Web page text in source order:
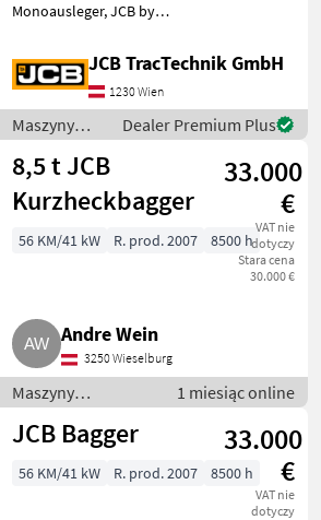
Monoausleger, JCB by
Turbodieselmotor
Abgasstufe V inkl. DPF,
Servohydraulische ISO
Vorsteuerung, 30 Grad
kippbare ROPS/TOPS
Komfort
JCB TracTechnik GmbH
1230 Wien
Maszyny
budowlane /
JCB
Dealer Premium Plus
8,5 t JCB
Kurzheckbagger
33.000
€
VAT nie
dotyczy
Stara cena
30.000 €
56 KM/41 kW R. prod. 2007 8500 h
Andre Wein
3250 Wieselburg
Maszyny
budowlane /
Koparki
1 miesiąc online
JCB Bagger
33.000
€
VAT nie
dotyczy
56 KM/41 kW R. prod. 2007 8500 h